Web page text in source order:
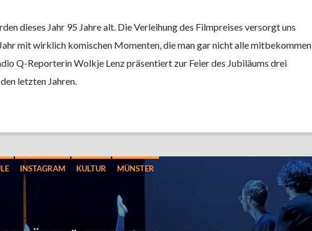
dieses Jahr 95 Jahre alt. Die Verleihung des Filmpreises versorgt uns
mit wirklich komischen Momenten, die man gar nicht alle mitbekommen
Q-Reporterin Wolkje Lenz präsentiert zur Feier des Jubiläums drei
letzten Jahren.
INSTAGRAM KULTUR MÜNSTER